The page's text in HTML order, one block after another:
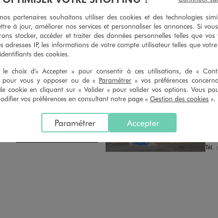
du ticket de caisse, dans tous les
simple demande. Voir conditions
MAGASIN CHOISI
CHOISIR CE MAGASIN
VOIR LA FICHE
Distance :
43.0 Km
Tél. :
partenaires souhaitons utiliser des cookies et des technologies
à jour, améliorer nos services et personnaliser les annonces. Si
stocker, accéder et traiter des données personnelles telles que vos
adresses IP, les informations de votre compte utilisateur telles que
des cookies.
le choix d'« Accepter » pour consentir à ces utilisations, de «
pour vous y opposer ou de « Paramétrer » vos préférences
cookie en cliquant sur « Valider » pour valider vos options. Vous
vos préférences en consultant notre page « Gestion des cookies ».
Accepter
Paramétrer